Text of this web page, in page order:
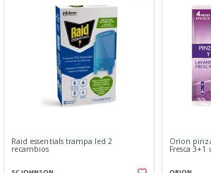
Raid essentials trampa led 2
recambios
Orion
Fresca 3+1